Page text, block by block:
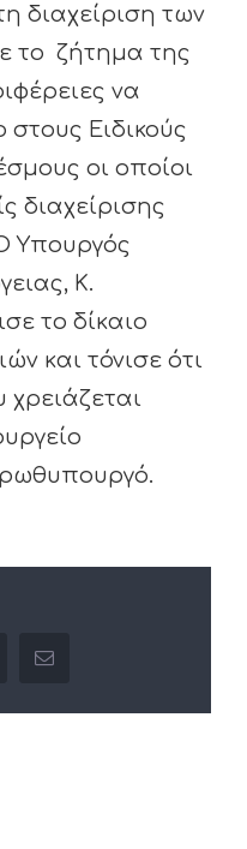
διαχείριση των
το ζήτημα της
να
στους Ειδικούς
οι οποίοι
διαχείρισης
Υπουργός
Κ.
το δίκαιο
και τόνισε ότι
pinterestEmail